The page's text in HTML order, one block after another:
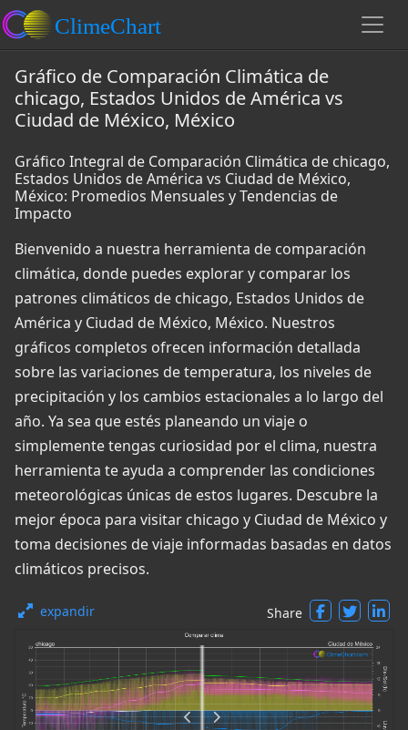
Gráfico de Comparación Climática de
chicago, Estados Unidos de América vs
Ciudad de México, México
Gráfico Integral de Comparación Climática de chicago,
Estados Unidos de América vs Ciudad de México,
México: Promedios Mensuales y Tendencias de
Impacto
Bienvenido a nuestra herramienta de comparación
climática, donde puedes explorar y comparar los
patrones climáticos de chicago, Estados Unidos de
América y Ciudad de México, México. Nuestros
gráficos completos ofrecen información detallada
sobre las variaciones de temperatura, los niveles de
precipitación y los cambios estacionales a lo largo del
año. Ya sea que estés planeando un viaje o
simplemente tengas curiosidad por el clima, nuestra
herramienta te ayuda a comprender las condiciones
meteorológicas únicas de estos lugares. Descubre la
mejor época para visitar chicago y Ciudad de México y
toma decisiones de viaje informadas basadas en datos
climáticos precisos.
expandir Share